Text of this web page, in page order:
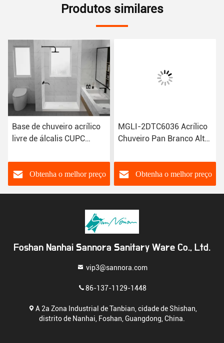
Produtos similares
Base de chuveiro acrílico
livre de álcalis CUPC
desbotamento 3DTC6038
Obtenha o melhor preço
MGLI-2DTC6036 Acrílico
Chuveiro Pan Branco Alto
Obtenha o melhor preço
Foshan Nanhai Sannora Sanitary Ware Co., Ltd.
vip3@sannora.com
86-137-1129-1448
A 2a Zona Industrial de Tanbian, cidade de Shishan,
distrito de Nanhai, Foshan, Guangdong, China.